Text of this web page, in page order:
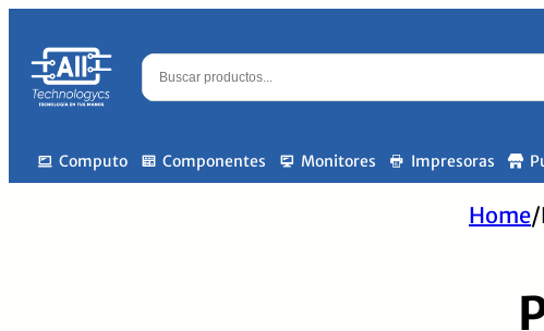
Computo Componentes Monitores Impresoras
Home/